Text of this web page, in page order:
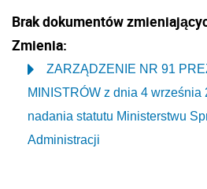
Brak dokumentów
Zmienia:
ZARZĄDZENIE NR 91
MINISTRÓW z dnia 4 września
nadania statutu Ministerstwu
Administracji